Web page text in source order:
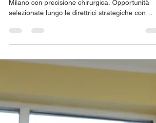
28 lug
Tempo di lettura: 1 min
Quali sono le migliori offerte di
scrivi excerpt Investi nel mercato residenziale di
Milano con precisione chirurgica. Opportunità
selezionate lungo le direttrici strategiche con